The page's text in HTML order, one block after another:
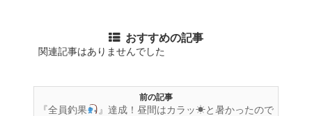
おすすめの記事
関連記事はありませんでした
前の記事
『全員釣果
』達成！昼間はカラッ☀と暑かったので